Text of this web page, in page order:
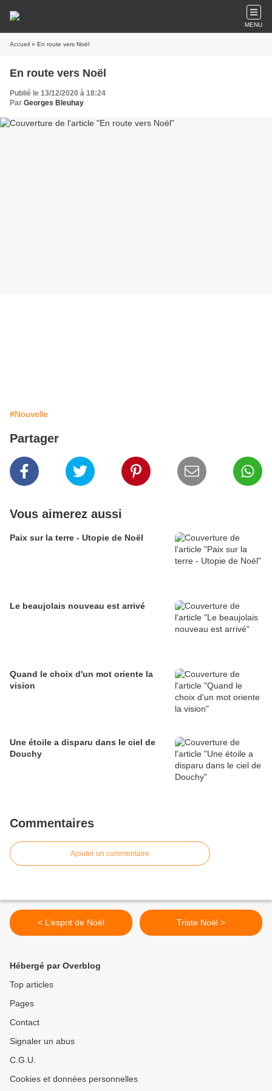
MENU
Accueil » En route vers Noël
En route vers Noël
Publié le 13/12/2020 à 18:24
Par Georges Bleuhay
#Nouvelle
Partager
Vous aimerez aussi
Paix sur la terre - Utopie de Noël
Le beaujolais nouveau est arrivé
Quand le choix d'un mot oriente la
vision
Une étoile a disparu dans le ciel de
Douchy
Commentaires
Ajouter un commentaire
< L’esprit de Noël Triste Noël >
Hébergé par Overblog
Top articles
Pages
Contact
Signaler un abus
C.G.U.
Cookies et données personnelles